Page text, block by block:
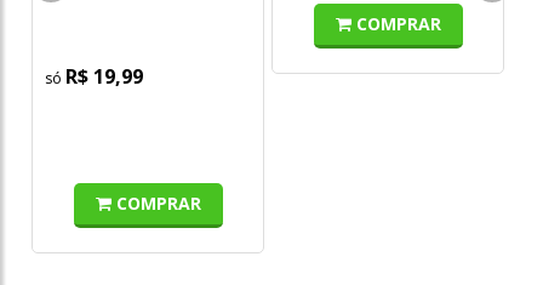
R$ 19,99
COMPRAR
COMPRAR